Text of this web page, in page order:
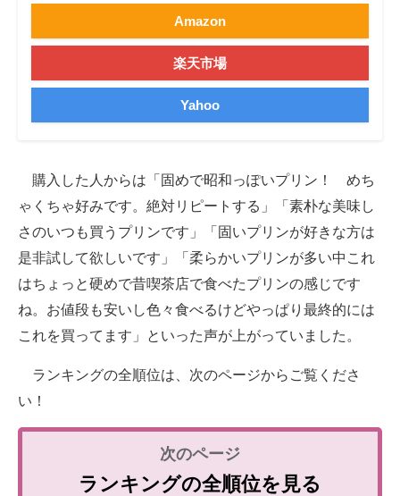
Amazon
楽天市場
Yahoo
購入した人からは「固めで昭和っぽいプリン！ めち
ゃくちゃ好みです。絶対リピートする」「素朴な美味し
さのいつも買うプリンです」「固いプリンが好きな方は
是非試して欲しいです」「柔らかいプリンが多い中これ
はちょっと硬めで昔喫茶店で食べたプリンの感じです
ね。お値段も安いし色々食べるけどやっぱり最終的には
これを買ってます」といった声が上がっていました。
ランキングの全順位は、次のページからご覧くださ
い！
ランキングの全順位を見る